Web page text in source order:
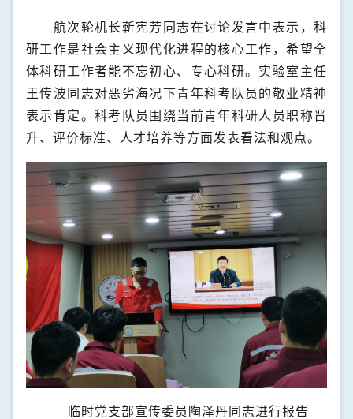
航次轮机长靳宪芳同志在讨论发言中表示，科
研工作是社会主义现代化进程的核心工作，希望全
体科研工作者能不忘初心、专心科研。实验室主任
王传波同志对恶劣海况下青年科考队员的敬业精神
表示肯定。科考队员围绕当前青年科研人员职称晋
升、评价标准、人才培养等方面发表看法和观点。
临时党支部宣传委员陶泽丹同志进行报告